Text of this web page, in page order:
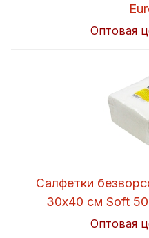
Оптовая
Салфетки
30x40 см Soft
Оптовая